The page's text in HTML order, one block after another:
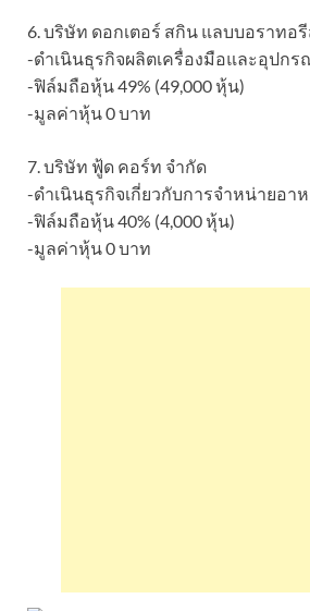
6. บริษัท ดอกเตอร์ สกิน แลบบอราทอ
-ดำเนินธุรกิจผลิตเครื่องมือและอุปก
-ฟิล์มถือหุ้น 49% (49,000 หุ้น)
-มูลค่าหุ้น 0 บาท
7. บริษัท ฟู้ด คอร์ท จำกัด
-ดำเนินธุรกิจเกี่ยวกับการจำหน่ายอา
-ฟิล์มถือหุ้น 40% (4,000 หุ้น)
-มูลค่าหุ้น 0 บาท